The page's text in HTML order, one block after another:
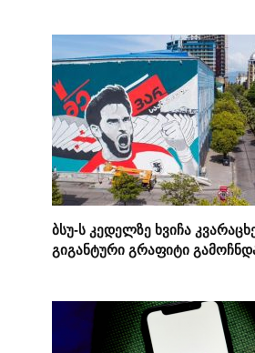
ბსუ-ს კედელზე ხვიჩა
გიგანტური გრაფიტი